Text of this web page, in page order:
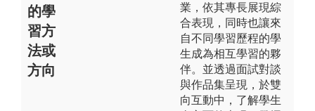
的學
習方
法或
方向
業，依其專長展現綜
合表現，同時也讓來
自不同學習歷程的學
生成為相互學習的夥
伴。並透過面試對談
與作品集呈現，於雙
向互動中，了解學生